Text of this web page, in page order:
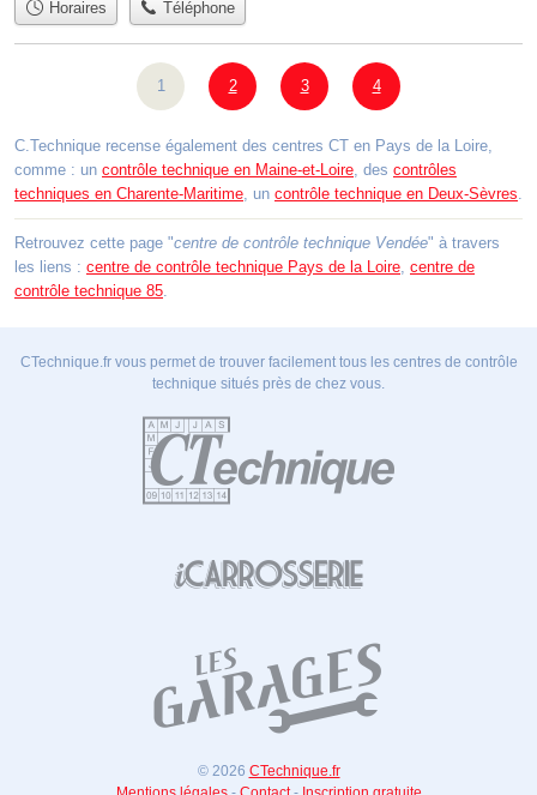
Horaires Téléphone
1 2 3 4
C.Technique recense également des centres CT en Pays de la Loire,
comme : un contrôle technique en Maine-et-Loire , des contrôles
techniques en Charente-Maritime , un contrôle technique en Deux-Sèvres
Retrouvez cette page "centre de contrôle technique Vendée" à travers
les liens : centre de contrôle technique Pays de la Loire centre de
contrôle technique 85
CTechnique.fr vous permet de trouver facilement tous les centres de contrôle
technique situés près de chez vous.
© 2026 CTechnique.fr